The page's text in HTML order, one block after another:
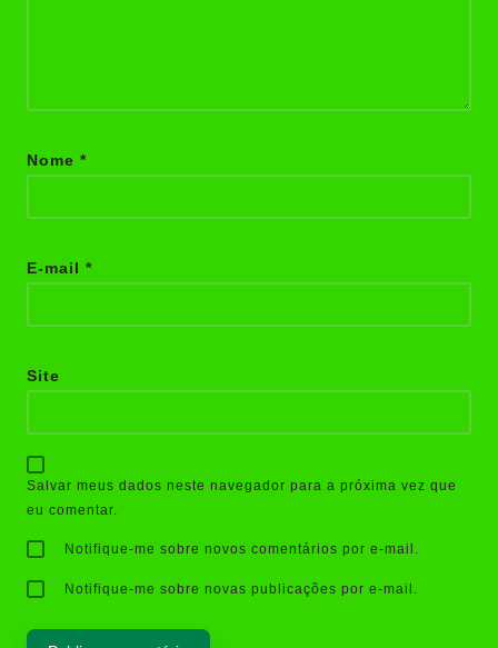
Nome *
E-mail *
Site
Salvar meus dados neste navegador para a próxima vez que
eu comentar.
Notifique-me sobre novos comentários por e-mail.
Notifique-me sobre novas publicações por e-mail.